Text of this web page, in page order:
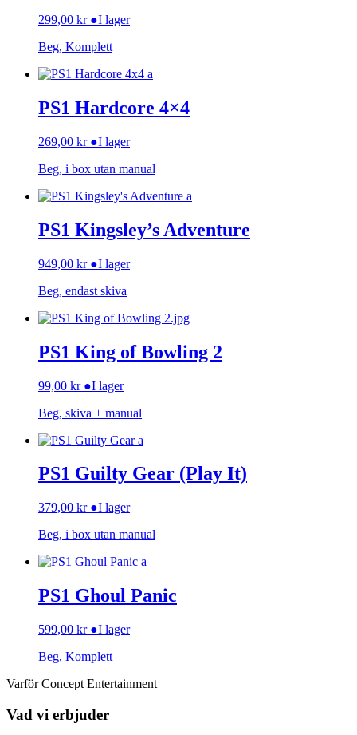
299,00 kr ●I lager
Beg, Komplett
PS1 Hardcore 4×4
269,00 kr ●I lager
Beg, i box utan manual
PS1 Kingsley’s Adventure
949,00 kr ●I lager
Beg, endast skiva
PS1 King of Bowling 2
99,00 kr ●I lager
Beg, skiva + manual
PS1 Guilty Gear (Play It)
379,00 kr ●I lager
Beg, i box utan manual
PS1 Ghoul Panic
599,00 kr ●I lager
Beg, Komplett
Varför Concept Entertainment
Vad vi erbjuder